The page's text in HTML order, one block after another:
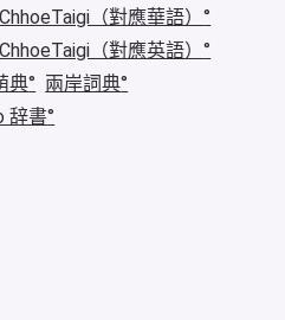
ChhoeTaigi（對應華語）
ChhoeTaigi（對應英語）
典
兩岸詞典
辞書